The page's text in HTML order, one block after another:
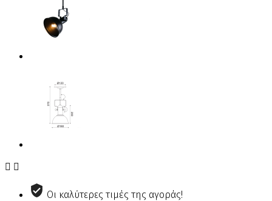
 
Οι καλύτερες τιμές της αγοράς!